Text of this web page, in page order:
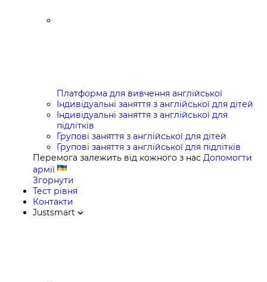
Платформа для вивчення англійської
Індивідуальні заняття з англійської для дітей
Індивідуальні заняття з англійської для
підлітків
Групові заняття з англійської для дітей
Групові заняття з англійської для підлітків
Перемога залежить від кожного з нас Допомогти
армії
Згорнути
Тест рівня
Контакти
Justsmart